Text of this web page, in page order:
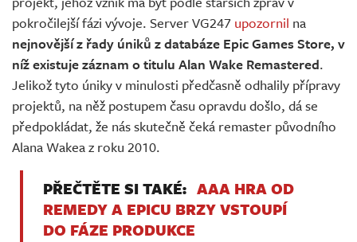
pokročilejší fázi vývoje. Server VG247 upozornil na
nejnovější z řady úniků z databáze Epic Games Store, v
níž existuje záznam o titulu Alan Wake Remastered.
Jelikož tyto úniky v minulosti předčasně odhalily přípravy
projektů, na něž postupem času opravdu došlo, dá se
předpokládat, že nás skutečně čeká remaster původního
Alana Wakea z roku 2010.
PŘEČTĚTE SI TAKÉ: AAA HRA OD
REMEDY A EPICU BRZY VSTOUPÍ
DO FÁZE PRODUKCE